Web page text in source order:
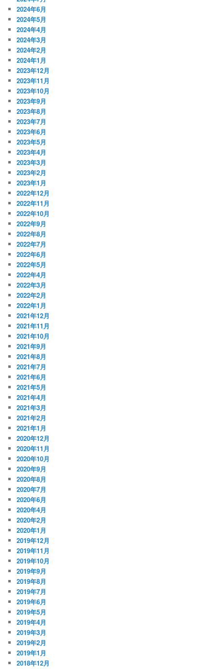
2024年6月
2024年5月
2024年4月
2024年3月
2024年2月
2024年1月
2023年12月
2023年11月
2023年10月
2023年9月
2023年8月
2023年7月
2023年6月
2023年5月
2023年4月
2023年3月
2023年2月
2023年1月
2022年12月
2022年11月
2022年10月
2022年9月
2022年8月
2022年7月
2022年6月
2022年5月
2022年4月
2022年3月
2022年2月
2022年1月
2021年12月
2021年11月
2021年10月
2021年9月
2021年8月
2021年7月
2021年6月
2021年5月
2021年4月
2021年3月
2021年2月
2021年1月
2020年12月
2020年11月
2020年10月
2020年9月
2020年8月
2020年7月
2020年6月
2020年4月
2020年2月
2020年1月
2019年12月
2019年11月
2019年10月
2019年9月
2019年8月
2019年7月
2019年6月
2019年5月
2019年4月
2019年3月
2019年2月
2019年1月
2018年12月